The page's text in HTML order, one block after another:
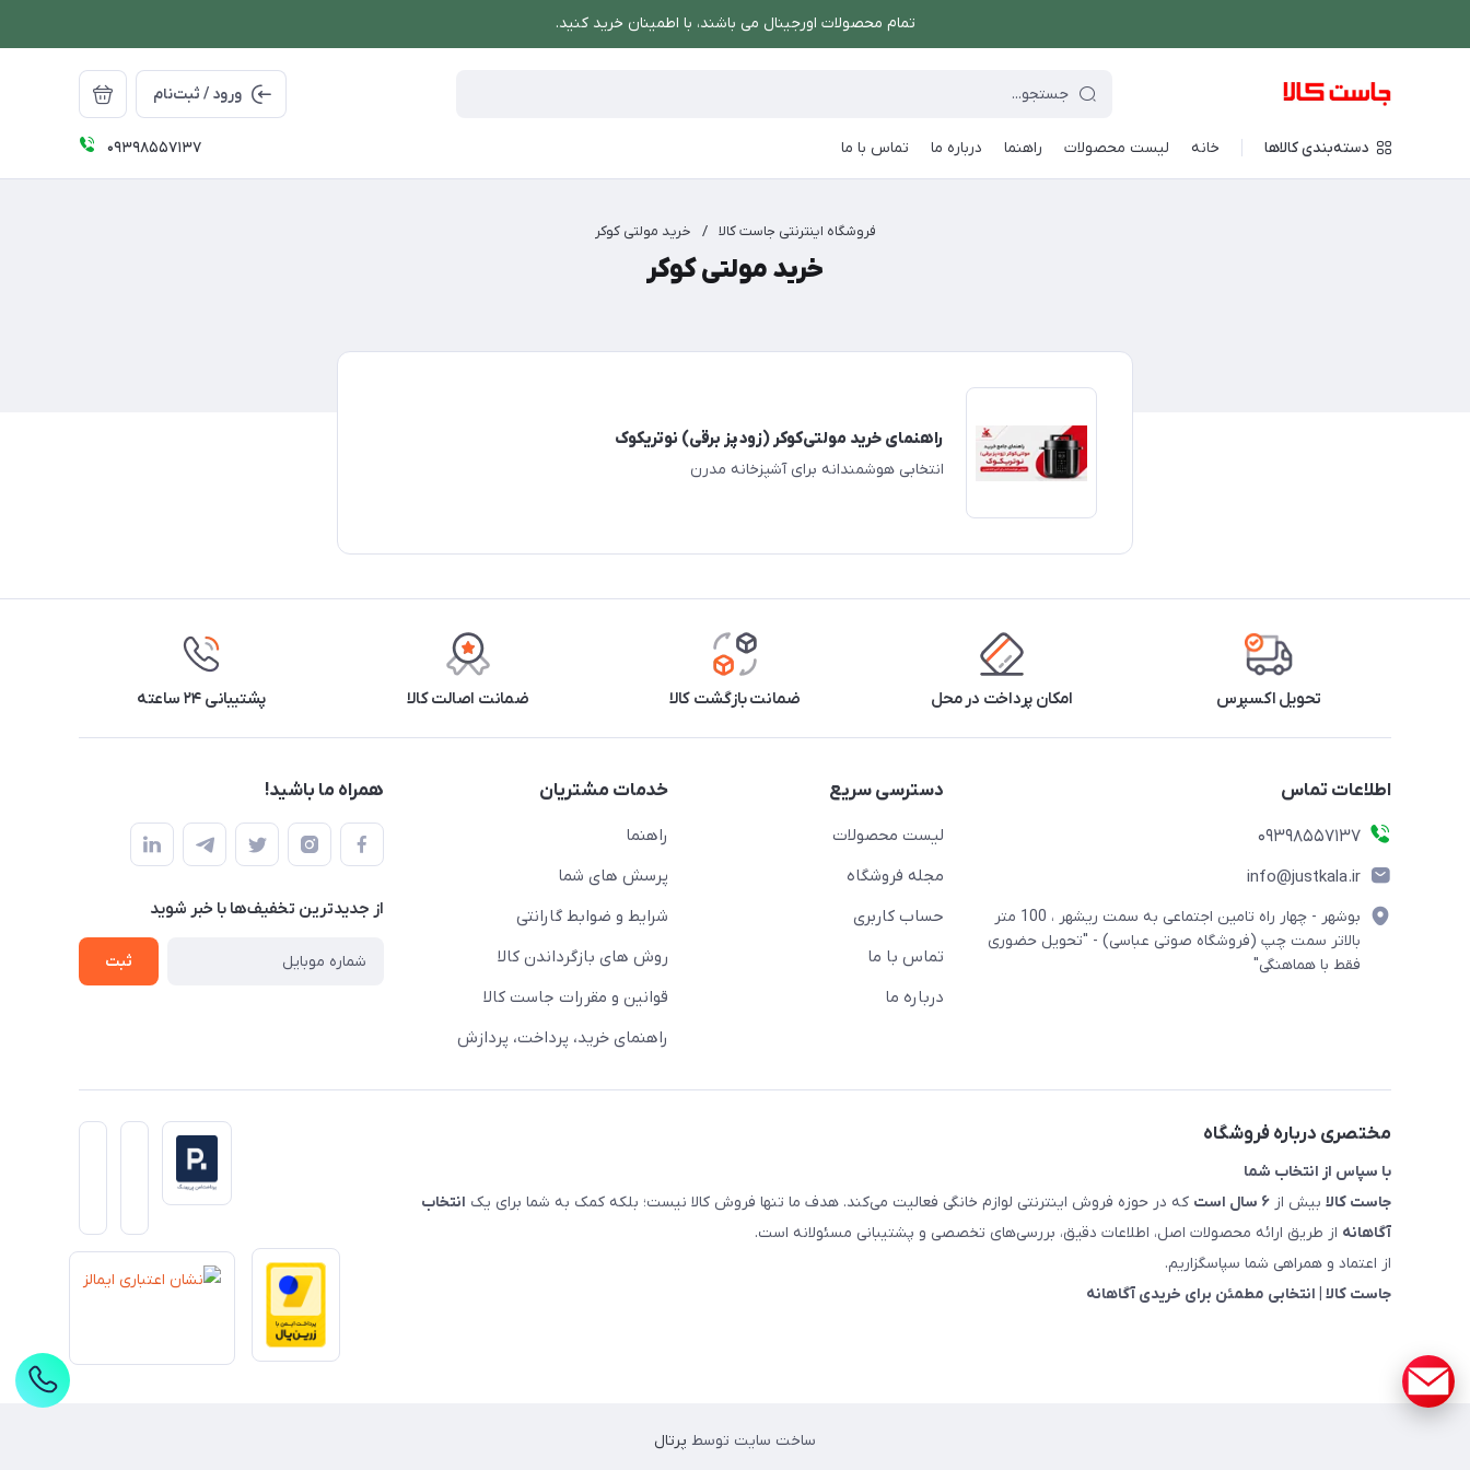
تمام محصولات اورجینال می باشند، با اطمینان خرید کنید.
ورود / ثبت‌نام
دسته‌بندی کالاها خانه لیست محصولات راهنما درباره ما تماس با ما 09398557137
فروشگاه اینترنتی جاست کالا / خرید مولتی کوکر
خرید مولتی کوکر
راهنمای خرید مولتی‌کوکر (زودپز برقی) نوتریکوک
انتخابی هوشمندانه برای آشپزخانه مدرن
تحویل اکسپرس امکان پرداخت در محل ضمانت بازگشت کالا ضمانت اصالت کالا پشتیبانی ۲۴ ساعته
اطلاعات تماس
09398557137
info@justkala.ir
بوشهر - چهار راه تامین اجتماعی به سمت ریشهر ، 100 متر
بالاتر سمت چپ (فروشگاه صوتی عباسی) - "تحویل حضوری
فقط با هماهنگی"
دسترسی سریع
لیست محصولات
مجله فروشگاه
حساب کاربری
تماس با ما
درباره ما
خدمات مشتریان
راهنما
پرسش های شما
شرایط و ضوابط گارانتی
روش های بازگرداندن کالا
قوانین و مقررات جاست کالا
راهنمای خرید، پرداخت، پردازش
همراه ما باشید!
از جدید‌ترین تخفیف‌ها با‌ خبر شوید
ثبت
مختصری درباره فروشگاه
با سپاس از انتخاب شما
جاست کالا بیش از ۶ سال است که در حوزه فروش اینترنتی لوازم خانگی فعالیت می‌کند. هدف ما تنها فروش کالا نیست؛ بلکه کمک به شما برای یک انتخاب
آگاهانه از طریق ارائه محصولات اصل، اطلاعات دقیق، بررسی‌های تخصصی و پشتیبانی مسئولانه است.
از اعتماد و همراهی شما سپاسگزاریم.
جاست کالا | انتخابی مطمئن برای خریدی آگاهانه
ساخت سایت توسط پرتال